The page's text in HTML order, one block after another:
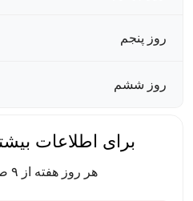
روز پنجم
روز ششم
برای اطلاعات
هر روز هفته از ۹ صبح تا ۱۲ شب